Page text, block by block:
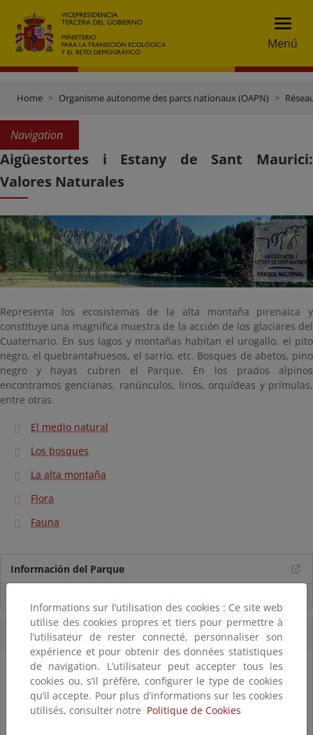
Menú
Home Organisme autonome des parcs nationaux (OAPN)
Navigation
Aigüestortes i Estany de Sant Maurici:
Valores Naturales
Representa los ecosistemas de la alta montaña pirenaica y
constituye una magnífica muestra de la acción de los glaciares del
Cuaternario. En sus lagos y montañas habitan el urogallo, el pito
negro, el quebrantahuesos, el sarrio, etc. Bosques de abetos, pino
negro y hayas cubren el Parque. En los prados alpinos
encontramos gencianas, ranúnculos, lirios, orquídeas y prímulas,
entre otras.
El medio natural
Los bosques
La alta montaña
Flora
Fauna
Información del Parque
Accesos Directos
Informations sur l’utilisation des cookies : Ce site web
utilise des cookies propres et tiers pour permettre à
l’utilisateur de rester connecté, personnaliser son
expérience et pour obtenir des données statistiques
de navigation. L’utilisateur peut accepter tous les
cookies ou, s’il préfère, configurer le type de cookies
qu’il accepte. Pour plus d’informations sur les cookies
utilisés, consulter notre Politique de Cookies